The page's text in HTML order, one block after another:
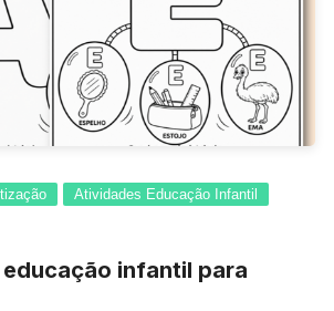
Atividades Educação Infantil
infantil para